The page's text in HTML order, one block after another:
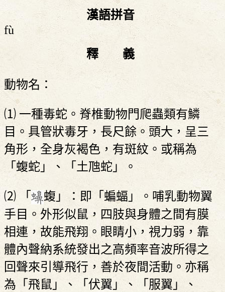
漢語拼音
fù
釋 義
動物名：
⑴ 一種毒蛇。脊椎動物門爬蟲類有鱗
目。具管狀毒牙，長尺餘。頭大，呈三
角形，全身灰褐色，有斑紋。或稱為
「蝮蛇」、「土虺蛇」。
⑵ 「
蝮」：即「蝙蝠」。哺乳動物翼
手目。外形似鼠，四肢與身體之間有膜
相連，故能飛翔。眼睛小，視力弱，靠
體內聲納系統發出之高頻率音波所得之
回聲來引導飛行，善於夜間活動。亦稱
為「飛鼠」、「伏翼」、「服翼」、